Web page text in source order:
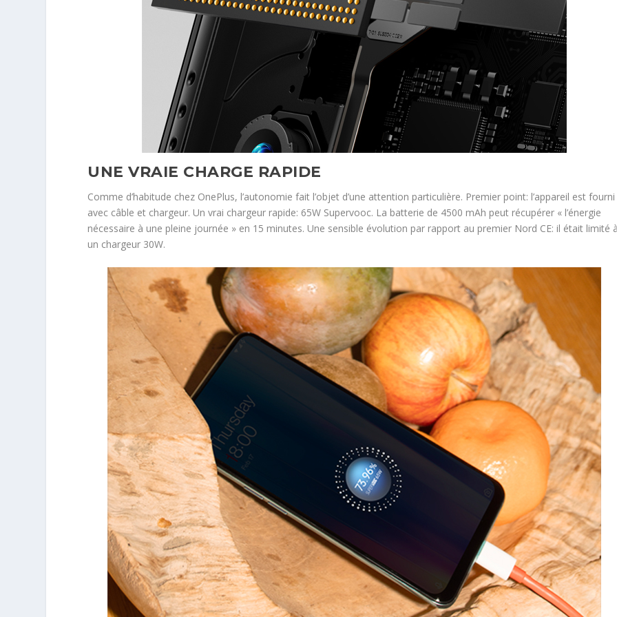
UNE VRAIE CHARGE RAPIDE
Comme d’habitude chez OnePlus, l’autonomie fait l’objet d’une attention particulière. Premier point: l’appareil est fourni
avec câble et chargeur. Un vrai chargeur rapide: 65W Supervooc. La batterie de 4500 mAh peut récupérer « l’énergie
nécessaire à une pleine journée » en 15 minutes. Une sensible évolution par rapport au premier Nord CE: il était limité
un chargeur 30W.